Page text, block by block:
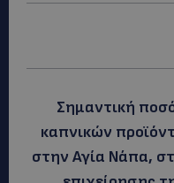
Σημαντική
καπνικών
στην Αγία Νάπα,